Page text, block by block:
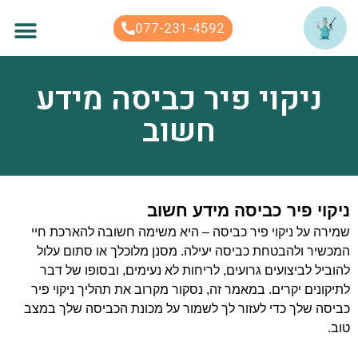
לתוכן
077-231-4592
ניקוי פיר כביסה מידע
חשוב
ניקוי פיר כביסה מידע חשוב
שמירה על ניקוי פיר כביסה – היא משימה חשובה להארכת חיי
המכשיר ולהבטחת כביסה יעילה. מסנן מלוכלך או סתום עלול
להוביל לביצועים גרועים, לריחות לא נעימים, ובסופו של דבר
לתיקונים יקרים. במאמר זה, נסקור מקרוב את תהליך ניקוי פיר
כביסה שלך כדי לעזור לך לשמור על מכונת הכביסה שלך במצב
טוב.